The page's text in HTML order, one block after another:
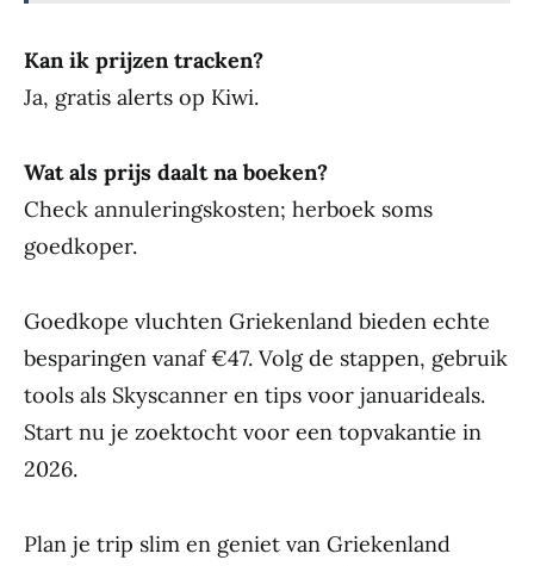
Kan ik prijzen tracken?
Ja, gratis alerts op Kiwi.
Wat als prijs daalt na boeken?
Check annuleringskosten; herboek soms
goedkoper.
Goedkope vluchten Griekenland bieden echte
besparingen vanaf €47. Volg de stappen, gebruik
tools als Skyscanner en tips voor januarideals.
Start nu je zoektocht voor een topvakantie in
2026.
Plan je trip slim en geniet van Griekenland